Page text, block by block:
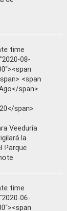
time
08-
<span
span>
span>
Veeduría
la
Parque
time
06-